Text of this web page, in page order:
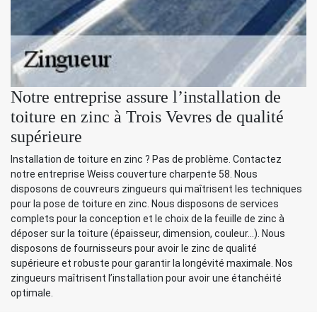
Notre entreprise assure l’installation de
toiture en zinc à Trois Vevres de qualité
supérieure
Installation de toiture en zinc ? Pas de problème. Contactez
notre entreprise Weiss couverture charpente 58. Nous
disposons de couvreurs zingueurs qui maîtrisent les techniques
pour la pose de toiture en zinc. Nous disposons de services
complets pour la conception et le choix de la feuille de zinc à
déposer sur la toiture (épaisseur, dimension, couleur…). Nous
disposons de fournisseurs pour avoir le zinc de qualité
supérieure et robuste pour garantir la longévité maximale. Nos
zingueurs maîtrisent l’installation pour avoir une étanchéité
optimale.